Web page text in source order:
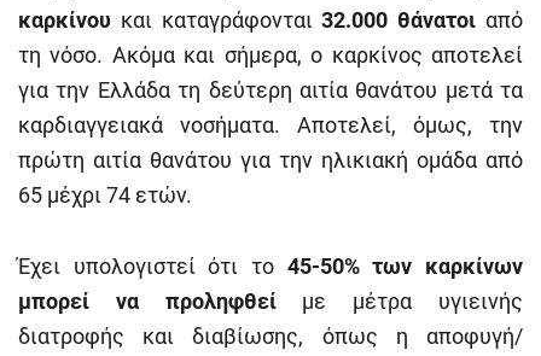
καρκίνου και καταγράφονται32.000 θάνατοι από
τη νόσο. Ακόμα και σήμερα, ο καρκίνος αποτελεί
για την Ελλάδα τη δεύτερη αιτία θανάτου μετά τα
καρδιαγγειακά νοσήματα. Αποτελεί, όμως, την
πρώτη αιτία θανάτου για την ηλικιακή ομάδα από
65 μέχρι 74 ετών.
Έχει υπολογιστεί ότι το 45-50% των καρκίνων
μπορεί να προληφθείμε μέτρα υγιεινής
διατροφής και διαβίωσης, όπως η αποφυγή/